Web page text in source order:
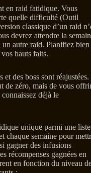
en raid fatidique. Vous
quelle difficulté (Outil
classique d’un raid
devrez attendre la
autre raid. Planifiez bien
hauts faits.
et des boss sont
de zéro, mais de vous
déjà le
unique parmi une liste
chaque semaine pour
gagner des infusions
récompenses gagnées en
en fonction du niveau